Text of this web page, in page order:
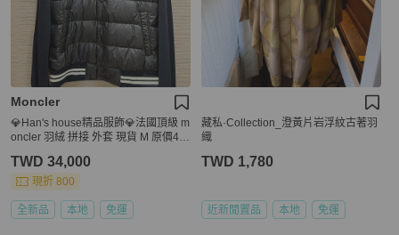
Moncler
💎Han's house精品服飾💎法國頂級 m
oncler 羽絨 拼接 外套 現貨 M 原價46
TWD 34,000
現折 800
全新品 本地 免運
藏私·Collection_澄黃片岩浮紋古著羽
織
TWD 1,780
近新閒置品 本地 免運